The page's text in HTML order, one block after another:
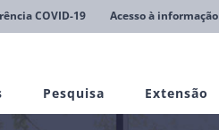
COVID-19 Acesso à informação
Pesquisa Extensão